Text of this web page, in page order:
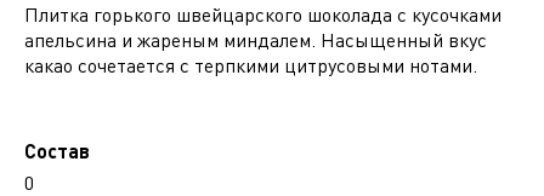
Плитка горького швейцарского шоколада с кусочками
апельсина и жареным миндалем. Насыщенный вкус
какао сочетается с терпкими цитрусовыми нотами.
Состав
0